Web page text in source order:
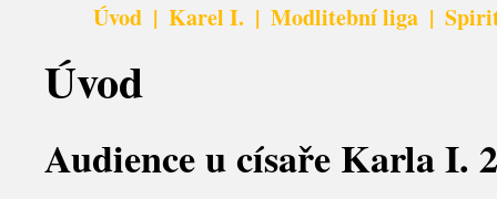
Úvod | Karel I. | Modlitební liga |
Úvod
Audience u císaře Karla I.